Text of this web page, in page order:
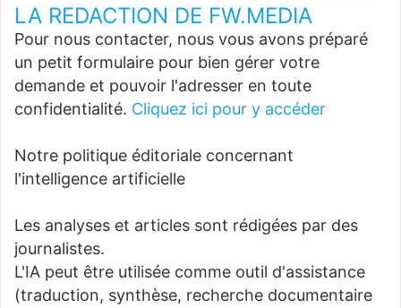
LA REDACTION DE FW.MEDIA
Pour nous contacter, nous vous avons préparé
un petit formulaire pour bien gérer votre
demande et pouvoir l'adresser en toute
confidentialité. Cliquez ici pour y accéder
Notre politique éditoriale concernant
l'intelligence artificielle
Les analyses et articles sont rédigées par des
journalistes.
L'IA peut être utilisée comme outil d'assistance
(traduction, synthèse, recherche documentaire